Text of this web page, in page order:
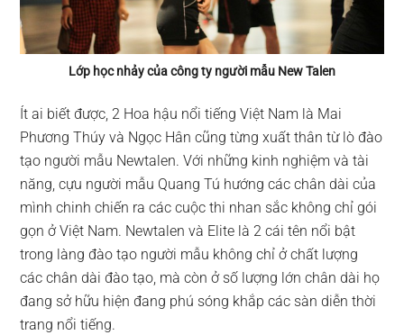
Lớp học nhảy của công ty người mẫu New Talen
Ít ai biết được, 2 Hoa hậu nổi tiếng Việt Nam là Mai
Phương Thúy và Ngọc Hân cũng từng xuất thân từ lò đào
tạo người mẫu Newtalen. Với những kinh nghiệm và tài
năng, cựu người mẫu Quang Tú hướng các chân dài của
mình chinh chiến ra các cuộc thi nhan sắc không chỉ gói
gọn ở Việt Nam. Newtalen và Elite là 2 cái tên nổi bật
trong làng đào tạo người mẫu không chỉ ở chất lượng
các chân dài đào tạo, mà còn ở số lượng lớn chân dài họ
đang sở hữu hiện đang phú sóng khắp các sàn diễn thời
trang nổi tiếng.